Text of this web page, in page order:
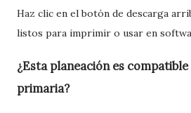
Haz clic en el botón de descarga
listos para imprimir o usar en
¿Esta planeación es
primaria?